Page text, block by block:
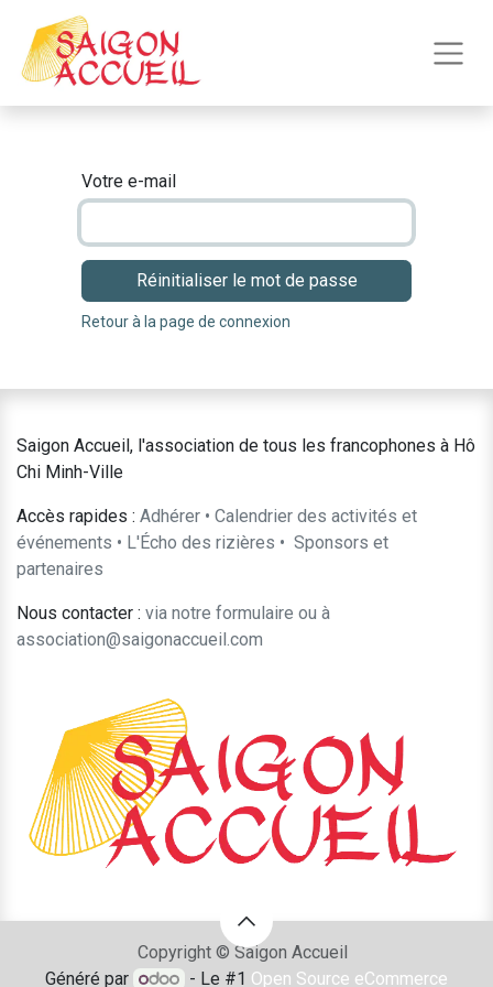
Votre e-mail
Réinitialiser le mot de passe
Retour à la page de connexion
Saigon Accueil, l'association de tous les francophones à Hô
Chi Minh-Ville
Accès rapides : Adhérer • Calendrier des activités et
événements • L'Écho des rizières • ​Sponsors et
partenaires​​
Nous contacter : ​via notre formulaire ou à
association@saigonaccueil.com
Copyright © Saigon Accueil
Généré par
- Le #1 Open Source eCommerce